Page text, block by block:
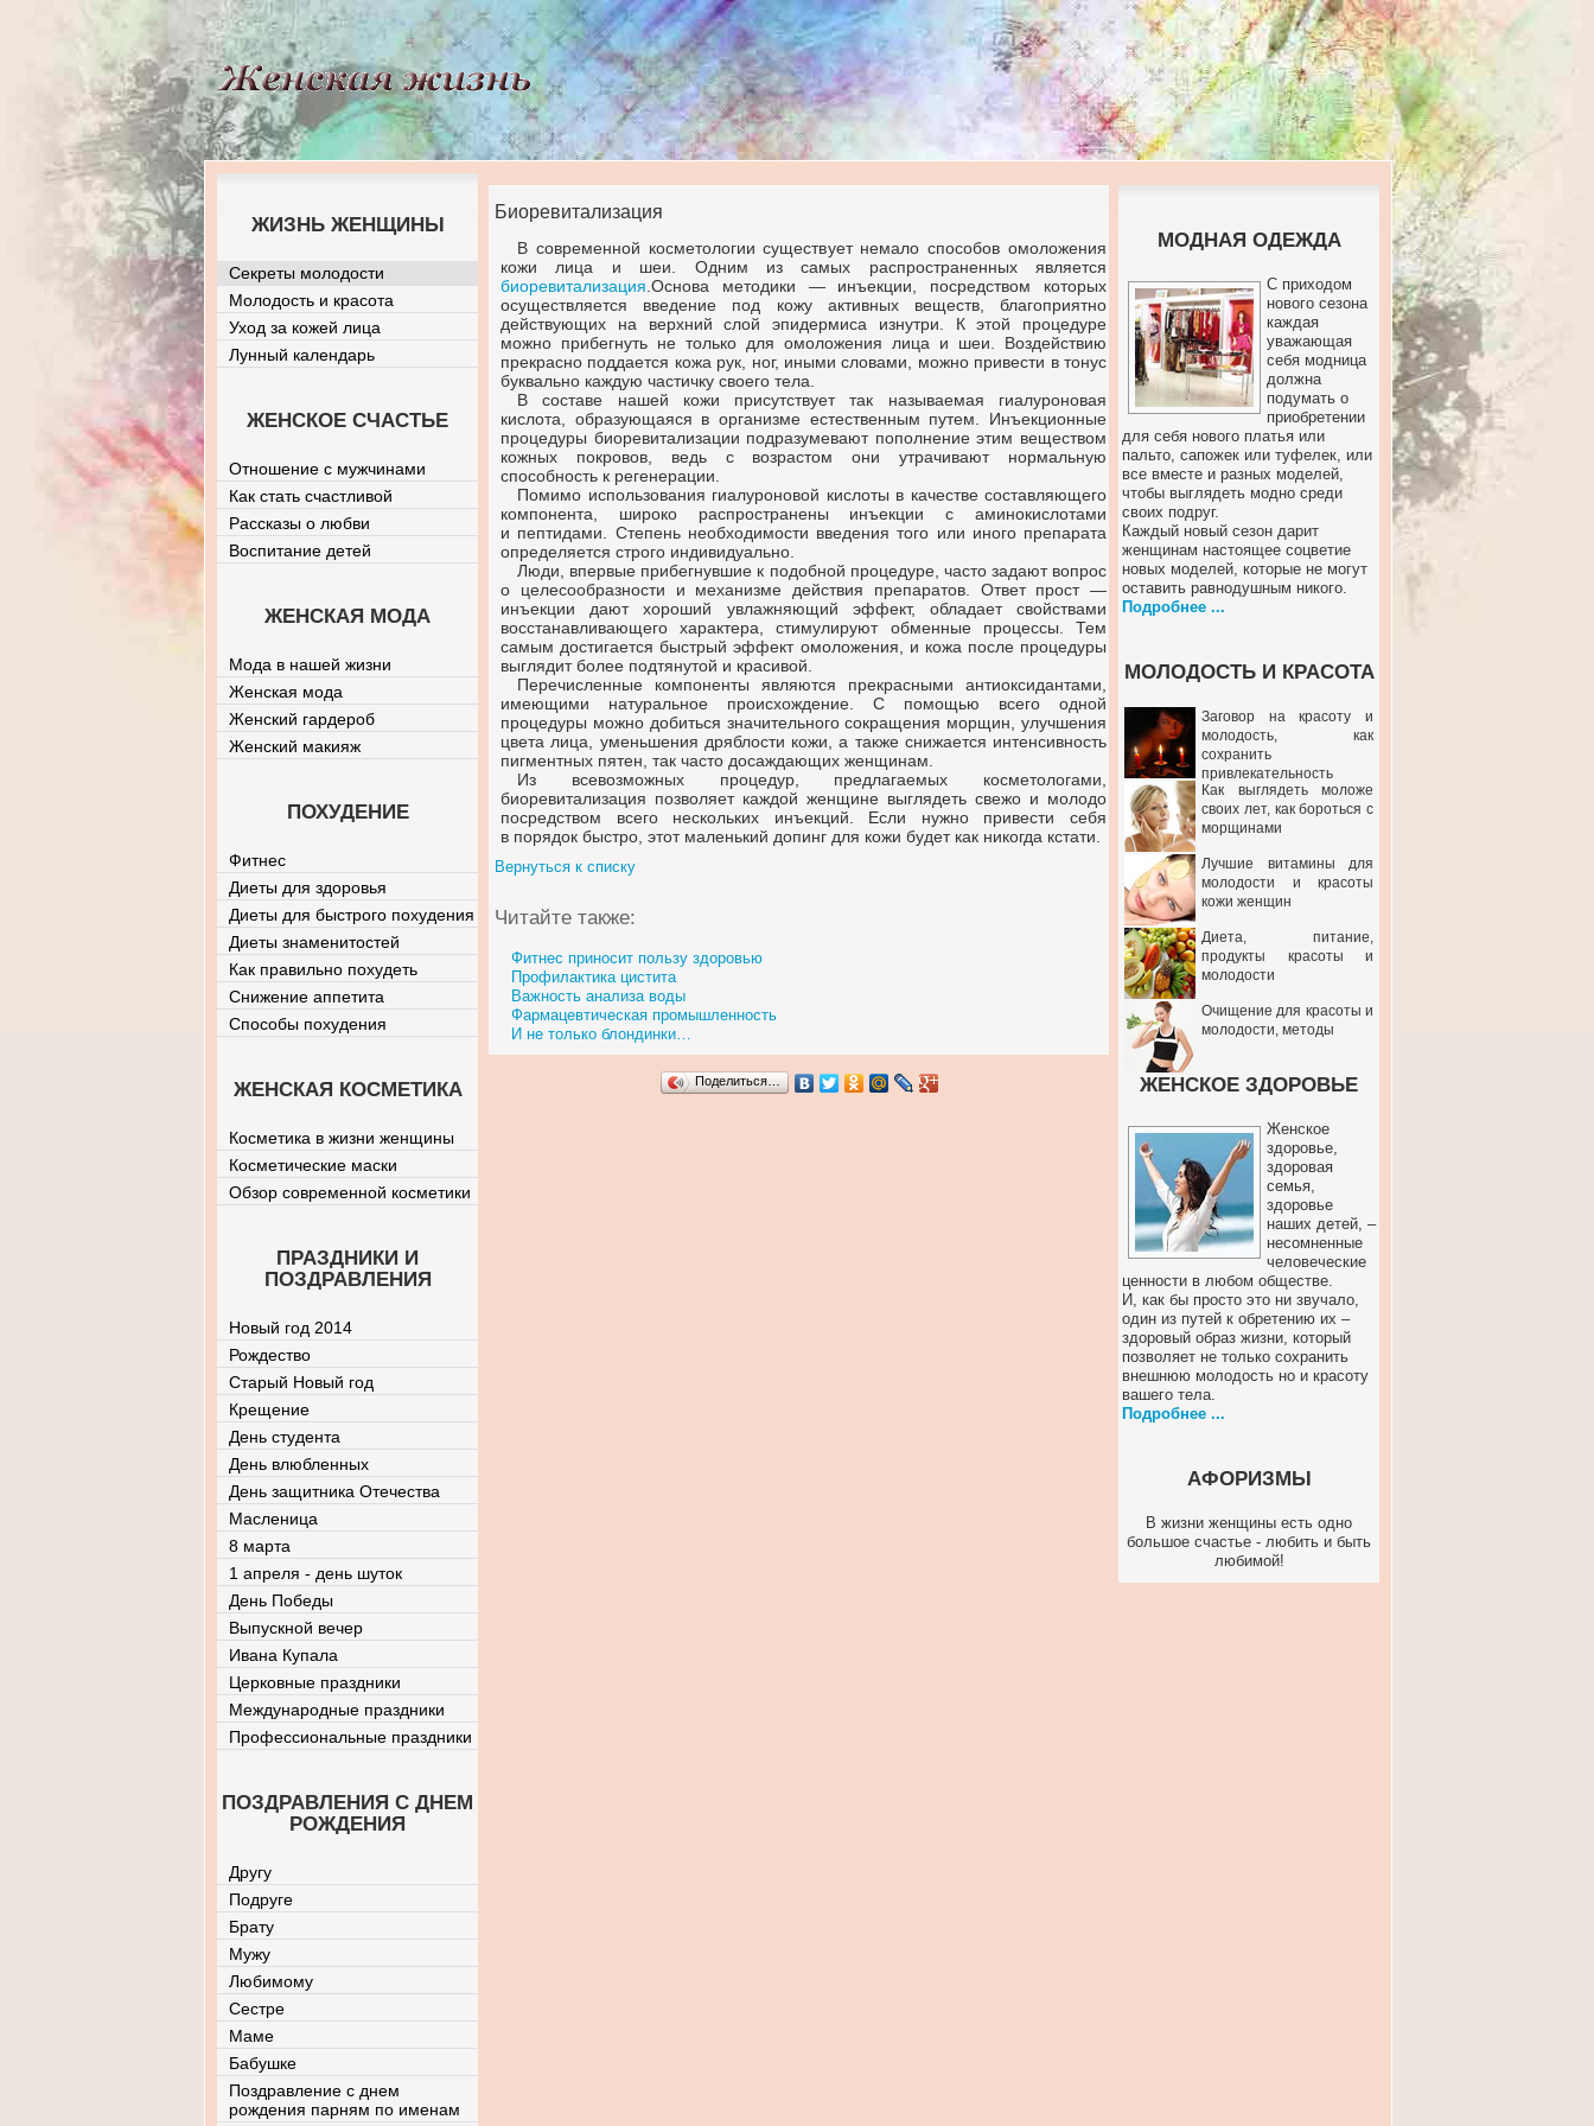
Биоревитализация
В современной косметологии существует немало способов омоложения
кожи лица и шеи. Одним из самых распространенных является
биоревитализация .Основа методики — инъекции, посредством которых
осуществляется введение под кожу активных веществ, благоприятно
действующих на верхний слой эпидермиса изнутри. К этой процедуре
можно прибегнуть не только для омоложения лица и шеи. Воздействию
прекрасно поддается кожа рук, ног, иными словами, можно привести в тонус
буквально каждую частичку своего тела.
В составе нашей кожи присутствует так называемая гиалуроновая
кислота, образующаяся в организме естественным путем. Инъекционные
процедуры биоревитализации подразумевают пополнение этим веществом
кожных покровов, ведь с возрастом они утрачивают нормальную
способность к регенерации.
Помимо использования гиалуроновой кислоты в качестве составляющего
компонента, широко распространены инъекции с аминокислотами
и пептидами. Степень необходимости введения того или иного препарата
определяется строго индивидуально.
Люди, впервые прибегнувшие к подобной процедуре, часто задают вопрос
о целесообразности и механизме действия препаратов. Ответ прост —
инъекции дают хороший увлажняющий эффект, обладает свойствами
восстанавливающего характера, стимулируют обменные процессы. Тем
самым достигается быстрый эффект омоложения, и кожа после процедуры
выглядит более подтянутой и красивой.
Перечисленные компоненты являются прекрасными антиоксидантами,
имеющими натуральное происхождение. С помощью всего одной
процедуры можно добиться значительного сокращения морщин, улучшения
цвета лица, уменьшения дряблости кожи, а также снижается интенсивность
пигментных пятен, так часто досаждающих женщинам.
Из всевозможных процедур, предлагаемых косметологами,
биоревитализация позволяет каждой женщине выглядеть свежо и молодо
посредством всего нескольких инъекций. Если нужно привести себя
в порядок быстро, этот маленький допинг для кожи будет как никогда кстати.
Вернуться к списку
Читайте также:
Фитнес приносит пользу здоровью
Профилактика цистита
Важность анализа воды
Фармацевтическая промышленность
И не только блондинки…
Поделиться…
МОДНАЯ ОДЕЖДА
С приходом
нового сезона
каждая
уважающая
себя модница
должна
подумать о
приобретении
для себя нового платья или
пальто, сапожек или туфелек, или
все вместе и разных моделей,
чтобы выглядеть модно среди
своих подруг.
Каждый новый сезон дарит
женщинам настоящее соцветие
новых моделей, которые не могут
оставить равнодушным никого.
Подробнее ...
МОЛОДОСТЬ И КРАСОТА
Заговор на красоту и
молодость, как
сохранить
привлекательность
Как выглядеть моложе
своих лет, как бороться с
морщинами
Лучшие витамины для
молодости и красоты
кожи женщин
Диета, питание,
продукты красоты и
молодости
Очищение для красоты и
молодости, методы
ЖЕНСКОЕ ЗДОРОВЬЕ
Женское
здоровье,
здоровая
семья,
здоровье
наших детей, –
несомненные
человеческие
ценности в любом обществе.
И, как бы просто это ни звучало,
один из путей к обретению их –
здоровый образ жизни, который
позволяет не только сохранить
внешнюю молодость но и красоту
вашего тела.
Подробнее ...
АФОРИЗМЫ
В жизни женщины есть одно
большое счастье - любить и быть
любимой!
ЖИЗНЬ ЖЕНЩИНЫ
Секреты молодости
Молодость и красота
Уход за кожей лица
Лунный календарь
ЖЕНСКОЕ СЧАСТЬЕ
Отношение с мужчинами
Как стать счастливой
Рассказы о любви
Воспитание детей
ЖЕНСКАЯ МОДА
Мода в нашей жизни
Женская мода
Женский гардероб
Женский макияж
ПОХУДЕНИЕ
Фитнес
Диеты для здоровья
Диеты для быстрого похудения
Диеты знаменитостей
Как правильно похудеть
Снижение аппетита
Способы похудения
ЖЕНСКАЯ КОСМЕТИКА
Косметика в жизни женщины
Косметические маски
Обзор современной косметики
ПРАЗДНИКИ И
ПОЗДРАВЛЕНИЯ
Новый год 2014
Рождество
Старый Новый год
Крещение
День студента
День влюбленных
День защитника Отечества
Масленица
8 марта
1 апреля - день шуток
День Победы
Выпускной вечер
Ивана Купала
Церковные праздники
Международные праздники
Профессиональные праздники
ПОЗДРАВЛЕНИЯ С ДНЕМ
РОЖДЕНИЯ
Другу
Подруге
Брату
Мужу
Любимому
Сестре
Маме
Бабушке
Поздравление с днем
рождения парням по именам